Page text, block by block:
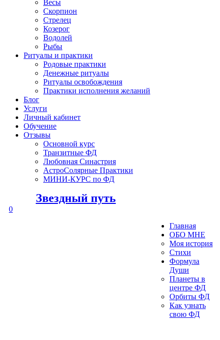
Весы
Скорпион
Стрелец
Козерог
Водолей
Рыбы
Ритуалы и практики
Родовые практики
Денежные ритуалы
Ритуалы освобождения
Практики исполнения желаний
Блог
Услуги
Личный кабинет
Обучение
Отзывы
Основной курс
Транзитные ФД
Любовная Синастрия
АстроСолярные Практики
МИНИ-КУРС по ФД
Звездный путь
0
Главная
ОБО МНЕ
Моя история
Стихи
Формула
Души
Планеты в
центре ФД
Орбиты ФД
Как узнать
свою ФД